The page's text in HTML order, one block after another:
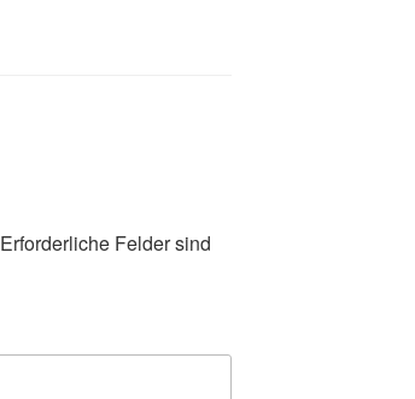
Erforderliche Felder sind